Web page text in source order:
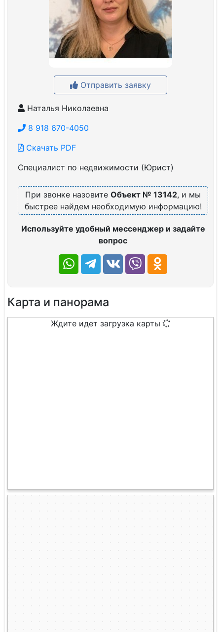
Отправить заявку
Наталья Николаевна
8 918 670-4050
Скачать PDF
Специалист по недвижимости (Юрист)
При звонке назовите Объект № 13142, и мы
быстрее найдем необходимую информацию!
Используйте удобный мессенджер и задайте
вопрос
Карта и панорама
Ждите идет загрузка карты